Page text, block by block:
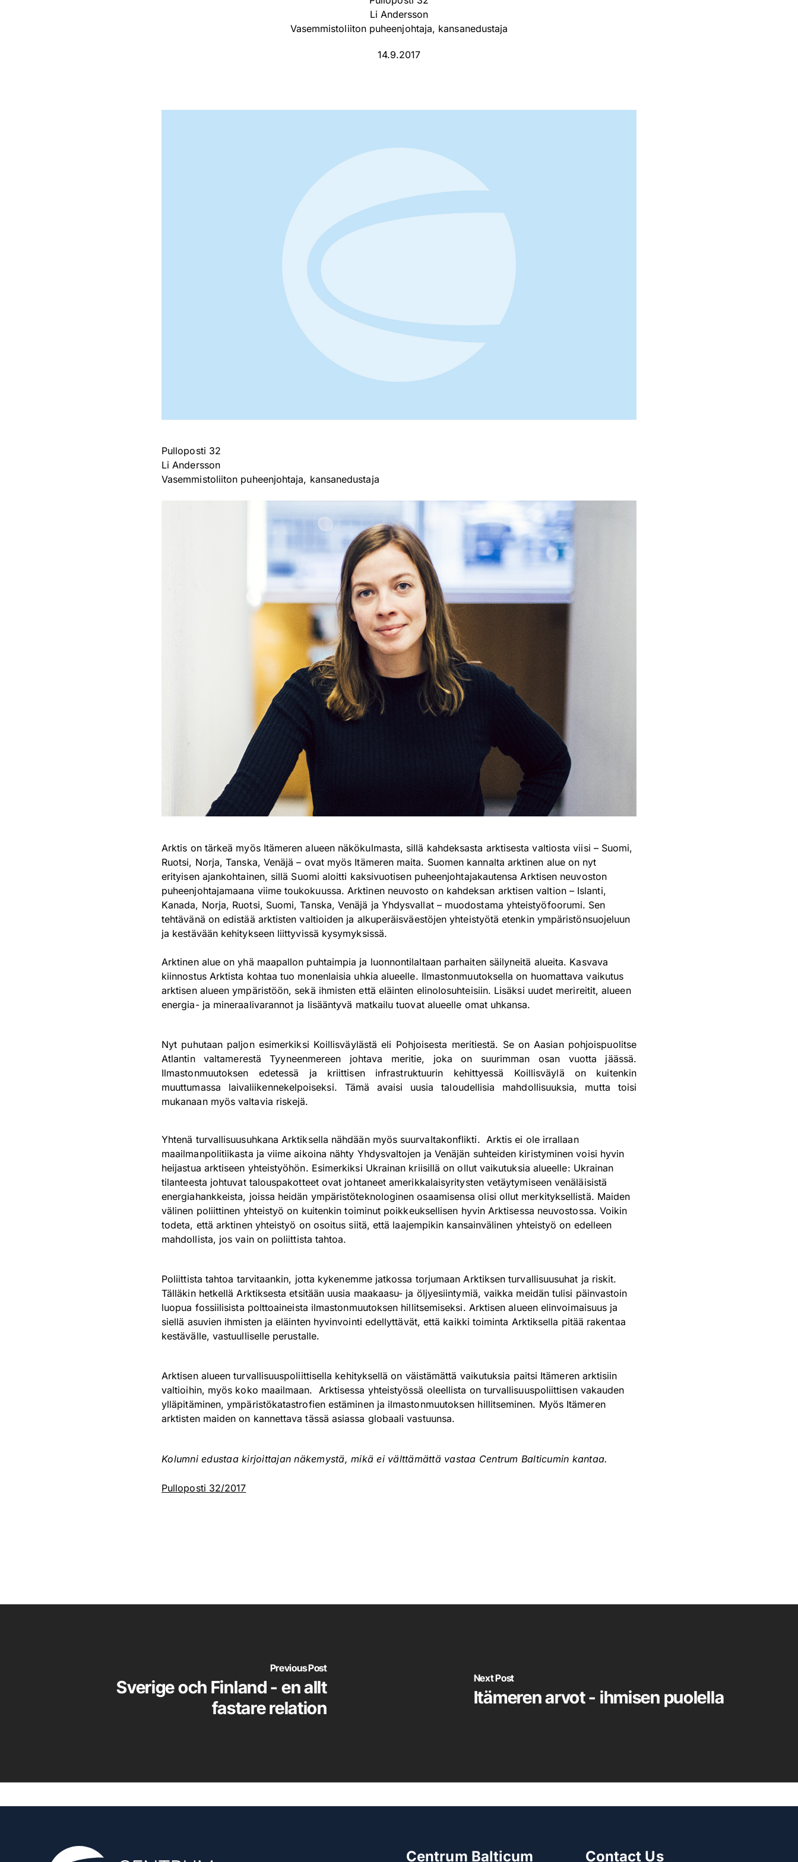
Li Andersson
Vasemmistoliiton puheenjohtaja, kansanedustaja
14.9.2017
Pulloposti 32
Li Andersson
Vasemmistoliiton puheenjohtaja, kansanedustaja
Arktis on tärkeä myös Itämeren alueen näkökulmasta, sillä kahdeksasta arktisesta valtiosta viisi – Suomi,
Ruotsi, Norja, Tanska, Venäjä – ovat myös Itämeren maita. Suomen kannalta arktinen alue on nyt
erityisen ajankohtainen, sillä Suomi aloitti kaksivuotisen puheenjohtajakautensa Arktisen neuvoston
puheenjohtajamaana viime toukokuussa. Arktinen neuvosto on kahdeksan arktisen valtion – Islanti,
Kanada, Norja, Ruotsi, Suomi, Tanska, Venäjä ja Yhdysvallat – muodostama yhteistyöfoorumi. Sen
tehtävänä on edistää arktisten valtioiden ja alkuperäisväestöjen yhteistyötä etenkin ympäristönsuojeluun
ja kestävään kehitykseen liittyvissä kysymyksissä.
Arktinen alue on yhä maapallon puhtaimpia ja luonnontilaltaan parhaiten säilyneitä alueita. Kasvava
kiinnostus Arktista kohtaa tuo monenlaisia uhkia alueelle. Ilmastonmuutoksella on huomattava vaikutus
arktisen alueen ympäristöön, sekä ihmisten että eläinten elinolosuhteisiin. Lisäksi uudet merireitit, alueen
energia- ja mineraalivarannot ja lisääntyvä matkailu tuovat alueelle omat uhkansa.
Nyt puhutaan paljon esimerkiksi Koillisväylästä eli Pohjoisesta meritiestä. Se on Aasian pohjoispuolitse
Atlantin valtamerestä Tyyneenmereen johtava meritie, joka on suurimman osan vuotta jäässä.
Ilmastonmuutoksen edetessä ja kriittisen infrastruktuurin kehittyessä Koillisväylä on kuitenkin
muuttumassa laivaliikennekelpoiseksi. Tämä avaisi uusia taloudellisia mahdollisuuksia, mutta toisi
mukanaan myös valtavia riskejä.
Yhtenä turvallisuusuhkana Arktiksella nähdään myös suurvaltakonflikti. Arktis ei ole irrallaan
maailmanpolitiikasta ja viime aikoina nähty Yhdysvaltojen ja Venäjän suhteiden kiristyminen voisi hyvin
heijastua arktiseen yhteistyöhön. Esimerkiksi Ukrainan kriisillä on ollut vaikutuksia alueelle: Ukrainan
tilanteesta johtuvat talouspakotteet ovat johtaneet amerikkalaisyritysten vetäytymiseen venäläisistä
energiahankkeista, joissa heidän ympäristöteknologinen osaamisensa olisi ollut merkityksellistä. Maiden
välinen poliittinen yhteistyö on kuitenkin toiminut poikkeuksellisen hyvin Arktisessa neuvostossa. Voikin
todeta, että arktinen yhteistyö on osoitus siitä, että laajempikin kansainvälinen yhteistyö on edelleen
mahdollista, jos vain on poliittista tahtoa.
Poliittista tahtoa tarvitaankin, jotta kykenemme jatkossa torjumaan Arktiksen turvallisuusuhat ja riskit.
Tälläkin hetkellä Arktiksesta etsitään uusia maakaasu- ja öljyesiintymiä, vaikka meidän tulisi päinvastoin
luopua fossiilisista polttoaineista ilmastonmuutoksen hillitsemiseksi. Arktisen alueen elinvoimaisuus ja
siellä asuvien ihmisten ja eläinten hyvinvointi edellyttävät, että kaikki toiminta Arktiksella pitää rakentaa
kestävälle, vastuulliselle perustalle.
Arktisen alueen turvallisuuspoliittisella kehityksellä on väistämättä vaikutuksia paitsi Itämeren arktisiin
valtioihin, myös koko maailmaan. Arktisessa yhteistyössä oleellista on turvallisuuspoliittisen vakauden
ylläpitäminen, ympäristökatastrofien estäminen ja ilmastonmuutoksen hillitseminen. Myös Itämeren
arktisten maiden on kannettava tässä asiassa globaali vastuunsa.
Kolumni edustaa kirjoittajan näkemystä, mikä ei välttämättä vastaa Centrum Balticumin kantaa.
Pulloposti 32/2017
Previous Post
Sverige och Finland - en allt
fastare relation
Next Post
Itämeren arvot - ihmisen puolella
Centrum Balticum Contact Us